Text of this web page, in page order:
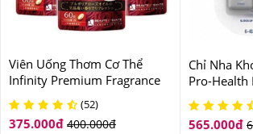
Viên Uống Thơm Cơ Thể
Infinity Premium Fragrance
Rose Của Nhật Bản
(52)
375.000đ 400.000đ
Chỉ Nha
Pro-Health
Cool Mint
565.000đ